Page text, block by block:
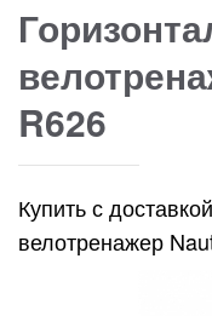
R626
Купить с
велотренажер